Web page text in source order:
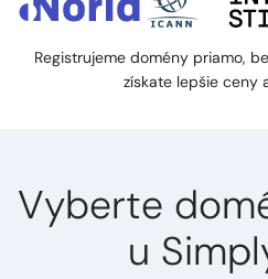
Registrujeme domény priamo,
získate lepšie ceny
Vyberte
u